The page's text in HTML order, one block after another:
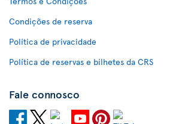
Condições de reserva
Política de privacidade
Política de reservas e bilhetes da CRS
Fale connosco